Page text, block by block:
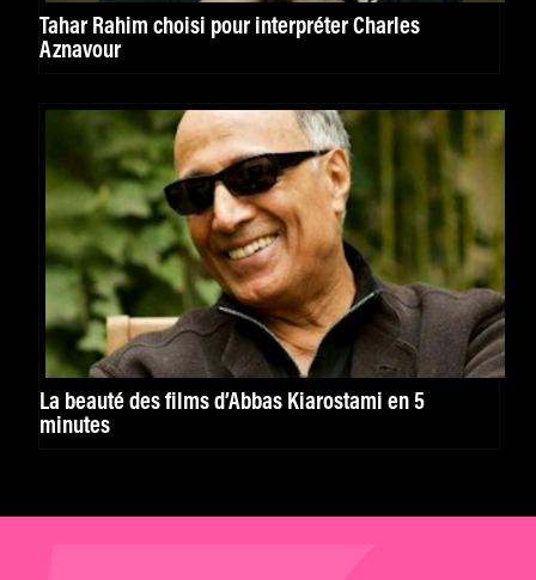
Tahar Rahim choisi pour interpréter Charles
Aznavour
La beauté des films d’Abbas Kiarostami en 5
minutes